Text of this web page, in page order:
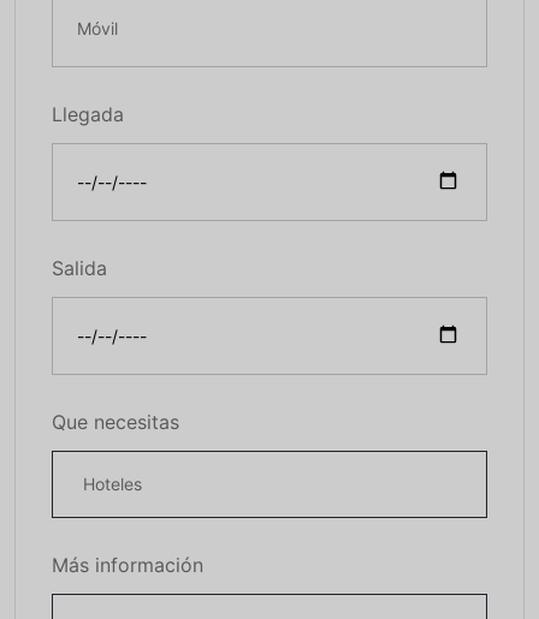
Llegada
Salida
Que necesitas
Más información